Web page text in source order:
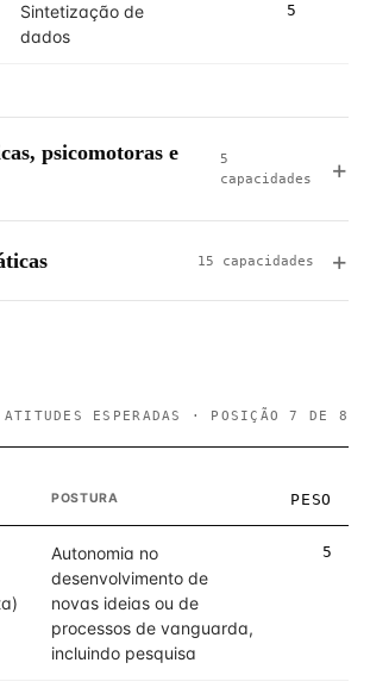
Sintetização de
dados
5
psicomotoras e
5
capacidades
15 capacidades
ATITUDES ESPERADAS · POSIÇÃO 7 DE 8
POSTURA PESO
Autonomia no
desenvolvimento de
novas ideias ou de
processos de vanguarda,
incluindo pesquisa
5